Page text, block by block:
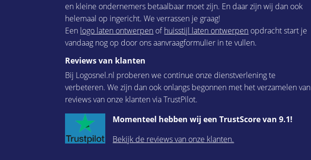
en kleine ondernemers betaalbaar moet zijn. En daar zijn wij dan ook
helemaal op ingericht. We verrassen je graag!
Een logo laten ontwerpen ofhuisstijl laten ontwerpen opdracht start je
vandaag nog op door ons aanvraagformulier in te vullen.
Reviews van klanten
Bij Logosnel.nl proberen we continue onze dienstverlening te
verbeteren. We zijn dan ook onlangs begonnen met het verzamelen van
reviews van onze klanten via TrustPilot.
Momenteel hebben wij een TrustScore van 9.1!
Bekijk de reviews van onze klanten.